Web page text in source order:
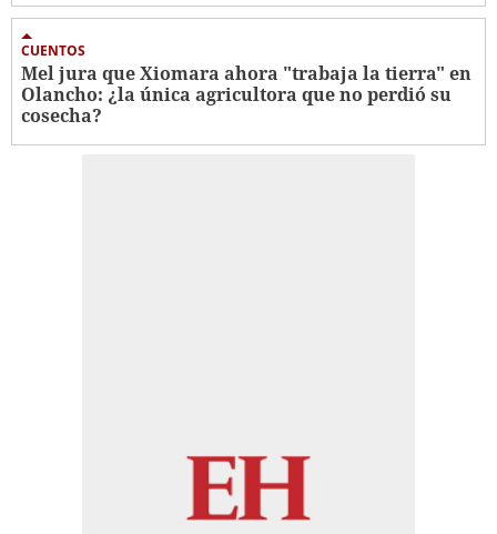
CUENTOS
Mel jura que Xiomara ahora "trabaja la tierra" en
Olancho: ¿la única agricultora que no perdió su
cosecha?